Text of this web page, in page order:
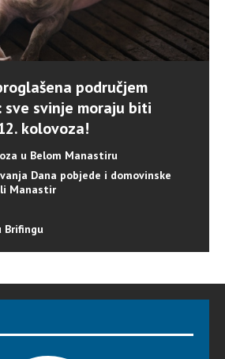
područjem
svinje moraju biti
kolovoza!
u Belom Manastiru
Dana pobjede i domovinske
Manastir
Brifingu